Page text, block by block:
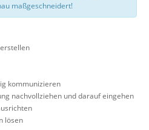
maßgeschneidert!
kommunizieren
nachvollziehen und darauf eingehen
lösen